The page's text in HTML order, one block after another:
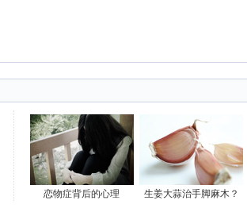
恋物症背后的心理 生姜大蒜治手脚麻木？